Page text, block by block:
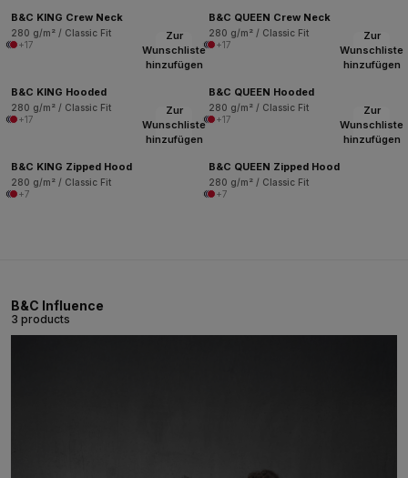
B&C KING Crew Neck
280 g/m² / Classic Fit
+17
B&C QUEEN Crew Neck
280 g/m² / Classic Fit
+17
Zur
Wunschliste
hinzufügen
B&C KING Hooded
280 g/m² / Classic Fit
+17
Zur
Wunschliste
hinzufügen
B&C QUEEN Hooded
280 g/m² / Classic Fit
+17
Zur
Wunschliste
hinzufügen
B&C KING Zipped Hood
280 g/m² / Classic Fit
+7
Zur
Wunschliste
hinzufügen
B&C QUEEN Zipped Hood
280 g/m² / Classic Fit
+7
B&C Influence
3 products